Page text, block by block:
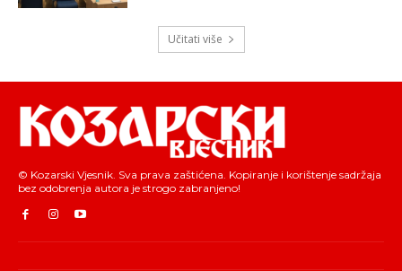
Učitati više
© Kozarski Vjesnik. Sva prava zaštićena. Kopiranje i korištenje sadržaja
bez odobrenja autora je strogo zabranjeno!